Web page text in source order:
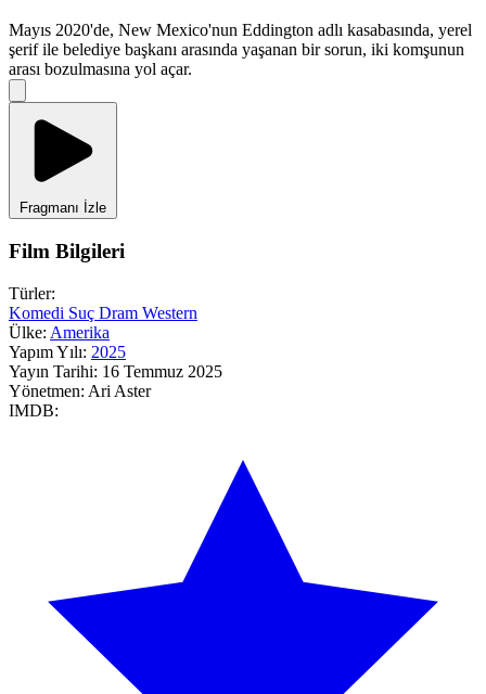
Mayıs 2020'de, New Mexico'nun Eddington adlı kasabasında, yerel
şerif ile belediye başkanı arasında yaşanan bir sorun, iki komşunun
arası bozulmasına yol açar.
Fragmanı İzle
Film Bilgileri
Türler:
Komedi Suç Dram Western
Ülke: Amerika
Yapım Yılı: 2025
Yayın Tarihi: 16 Temmuz 2025
Yönetmen: Ari Aster
IMDB: